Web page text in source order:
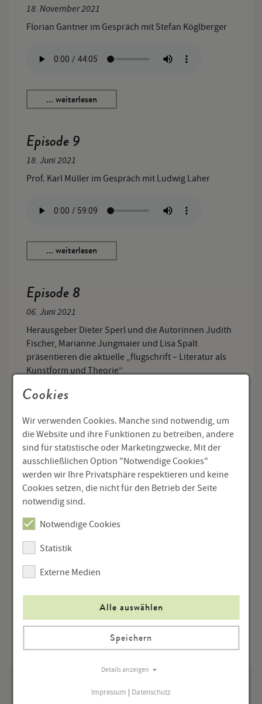
18. November 2021
Florian Gantner im Gespräch mit Stefan Köglberger
... weiterlesen
Episode 9
18. Juni 2021
Prof. Karl Müller im Gespräch mit Ludwig Laher
... weiterlesen
Episode 8
06. Juni 2021
Herausgeber Dieter Sperl und die Autorinnen Judith
Fischer, Marianne Jungmaier und Lisa Spalt
präsentieren die aktuelle „flugschrift – Literatur als
Kunstform und Theorie“
... weiterlesen
Episode 7
20. Mai 2021
Katharina Maurer im Gespräch mit Eva Schörkhuber
... weiterlesen
Cookies
Wir verwenden Cookies. Manche sind notwendig, um
die Website und ihre Funktionen zu betreiben, andere
sind für statistische oder Marketingzwecke. Mit der
ausschließlichen Option "Notwendige Cookies"
werden wir Ihre Privatsphäre respektieren und keine
Cookies setzen, die nicht für den Betrieb der Seite
notwendig sind.
Notwendige Cookies
Statistik
Externe Medien
Alle auswählen
Speichern
Details anzeigen
Impressum | Datenschutz